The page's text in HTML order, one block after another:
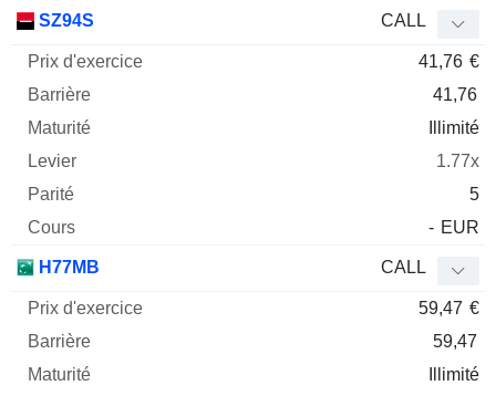
Mnemo Type
SZ94S CALL
41,76 €
41,76
Illimité
1.77x
5
- EUR
H77MB CALL
59,47 €
59,47
Illimité